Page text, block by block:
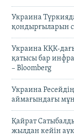
Украина
қондырғыларын
Украина КҚК-
қатысы бар
– Bloomberg
Украина
аймағындағы
Қайрат
жылдан кейін